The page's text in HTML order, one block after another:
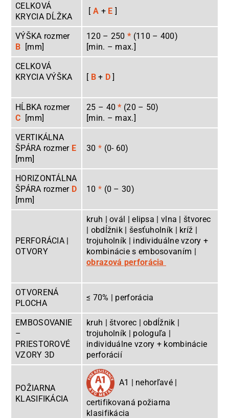
CELKOVÁ
KRYCIA DĹŽKA
[ A + E ]
VÝŠKA rozmer
B [mm]
120 – 250 * (110 – 400)
[min. – max.]
CELKOVÁ
KRYCIA VÝŠKA
[ B+ D ]
HĹBKA rozmer
C [mm]
25 – 40* (20 – 50)
[min. – max.]
VERTIKÁLNA
ŠPÁRA rozmer E
[mm]
30 * (0- 60)
HORIZONTÁLNA
ŠPÁRA rozmer D
[mm]
10 * (0 – 30)
PERFORÁCIA |
OTVORY
kruh | ovál | elipsa | vlna | štvorec
| obdĺžnik | šesťuholník | kríž |
trojuholník | individuálne vzory +
kombinácie s embosovaním |
obrazová perforácia
OTVORENÁ
PLOCHA
≤ 70% | perforácia
EMBOSOVANIE
–
PRIESTOROVÉ
VZORY 3D
kruh | štvorec | obdĺžnik |
trojuholník | pologuľa |
individuálne vzory + kombinácie
perforácií
POŽIARNA
KLASIFIKÁCIA
A1 | nehorľavé |
certifikovaná požiarna
klasifikácia